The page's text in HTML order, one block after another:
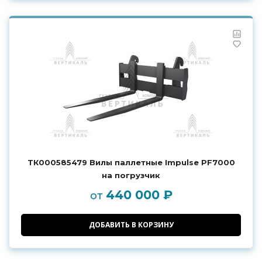
ТК000585479 Вилы паллетные Impulse PF7000
на погрузчик
от 440 000 ₽
ДОБАВИТЬ В КОРЗИНУ